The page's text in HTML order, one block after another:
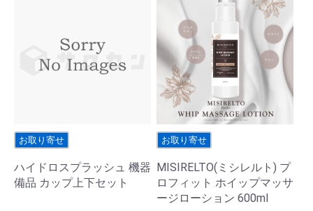
お取り寄せ
ハイドロスプラッシュ 機器
備品 カップ上下セット
お取り寄せ
MISIRELTO(ミシレルト) プ
ロフィット ホイップマッサ
ージローション 600ml